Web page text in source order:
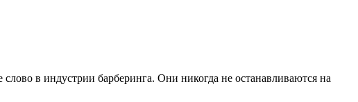
в индустрии барберинга. Они никогда не останавливаются на